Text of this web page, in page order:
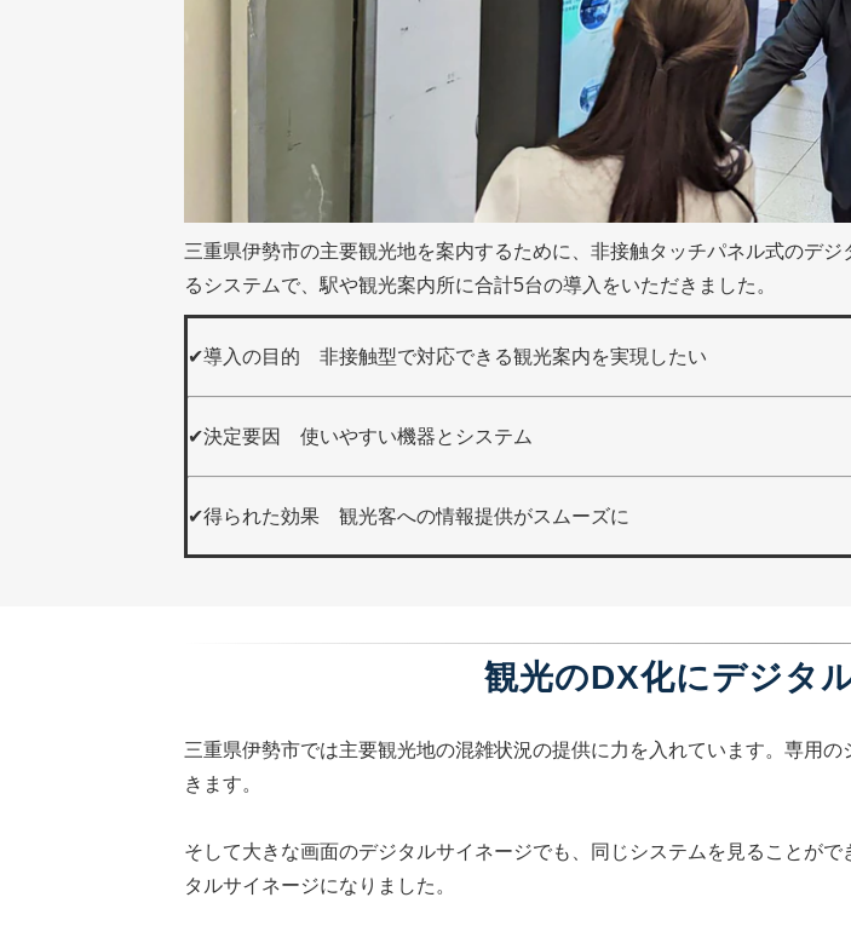
三重県伊勢市の主要観光地を案内するために、非接触タッチパネル式のデ
るシステムで、駅や観光案内所に合計5台の導入をいただきました。
✔導入の目的 非接触型で対応できる観光案内を実現したい
✔決定要因 使いやすい機器とシステム
✔得られた効果 観光客への情報提供がスムーズに
観光のDX化にデジタ
三重県伊勢市では主要観光地の混雑状況の提供に力を入れています。専用
きます。
そして大きな画面のデジタルサイネージでも、同じシステムを見ることが
タルサイネージになりました。